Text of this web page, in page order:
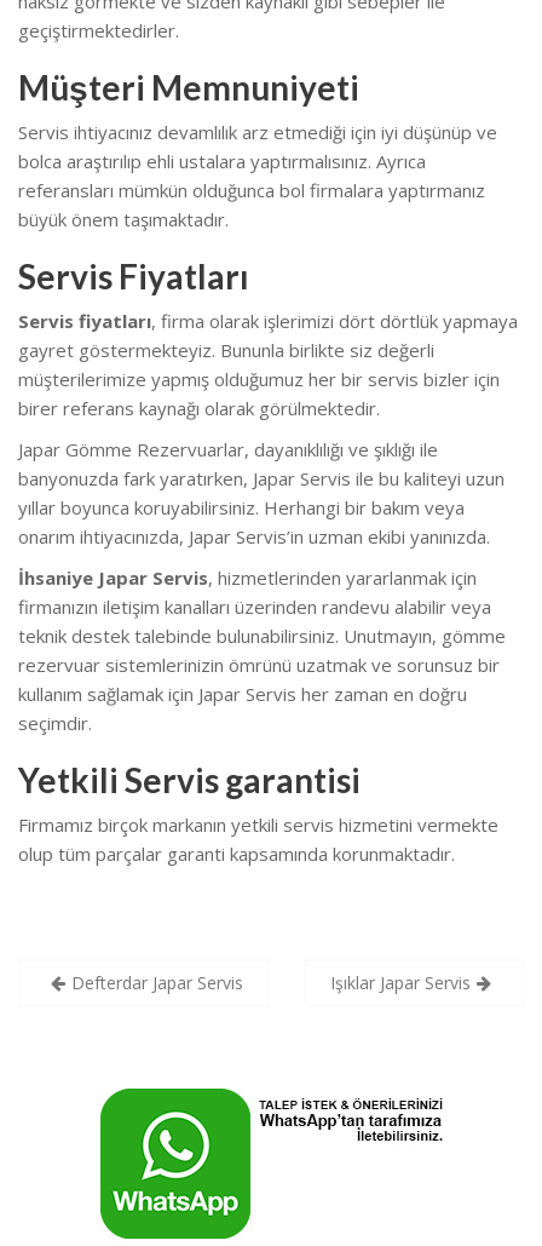
geçiştirmektedirler.
Müşteri Memnuniyeti
Servis ihtiyacınız devamlılık arz etmediği için iyi düşünüp ve
bolca araştırılıp ehli ustalara yaptırmalısınız. Ayrıca
referansları mümkün olduğunca bol firmalara yaptırmanız
büyük önem taşımaktadır.
Servis Fiyatları
Servis fiyatları, firma olarak işlerimizi dört dörtlük yapmaya
gayret göstermekteyiz. Bununla birlikte siz değerli
müşterilerimize yapmış olduğumuz her bir servis bizler için
birer referans kaynağı olarak görülmektedir.
Japar Gömme Rezervuarlar, dayanıklılığı ve şıklığı ile
banyonuzda fark yaratırken, Japar Servis ile bu kaliteyi uzun
yıllar boyunca koruyabilirsiniz. Herhangi bir bakım veya
onarım ihtiyacınızda, Japar Servis’in uzman ekibi yanınızda.
İhsaniye Japar Servis, hizmetlerinden yararlanmak için
firmanızın iletişim kanalları üzerinden randevu alabilir veya
teknik destek talebinde bulunabilirsiniz. Unutmayın, gömme
rezervuar sistemlerinizin ömrünü uzatmak ve sorunsuz bir
kullanım sağlamak için Japar Servis her zaman en doğru
seçimdir.
Yetkili Servis garantisi
Firmamız birçok markanın yetkili servis hizmetini vermekte
olup tüm parçalar garanti kapsamında korunmaktadır.
YazıDefterdar Japar Servis Işıklar Japar Servis